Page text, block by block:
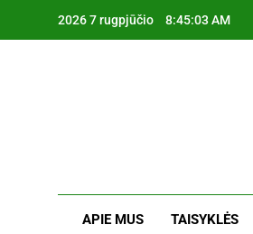
2026 7 rugpjūčio 8:45:04 AM
APIE MUS TAISYKLĖS